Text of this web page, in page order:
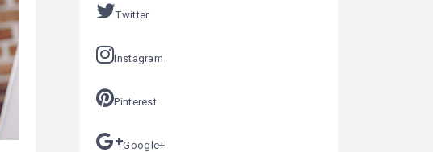
Twitter
Instagram
Pinterest
Google+